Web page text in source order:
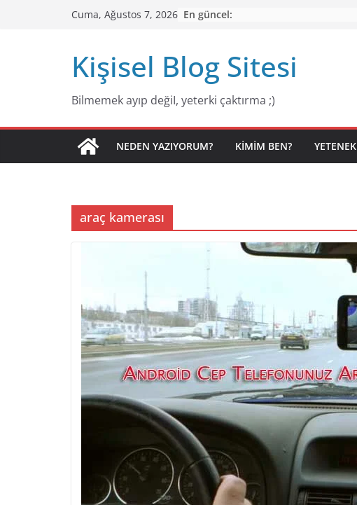
Cuma, Ağustos 7, 2026 En güncel:
Kişisel Blog Sitesi
Bilmemek ayıp değiI, yeterki çaktırma ;)
NEDEN YAZIYORUM? KIMIM BEN?
araç kamerası